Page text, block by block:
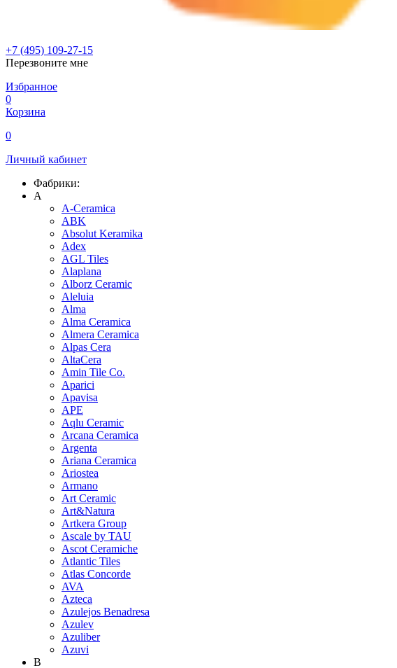
+7 (495) 109-27-15
Перезвоните мне
Избранное
0
Корзина
0
Личный кабинет
Фабрики:
A
A-Ceramica
ABK
Absolut Keramika
Adex
AGL Tiles
Alaplana
Alborz Ceramic
Aleluia
Alma
Alma Ceramica
Almera Ceramica
Alpas Cera
AltaCera
Amin Tile Co.
Aparici
Apavisa
APE
Aqlu Ceramic
Arcana Ceramica
Argenta
Ariana Ceramica
Ariostea
Armano
Art Ceramic
Art&Natura
Artkera Group
Ascale by TAU
Ascot Ceramiche
Atlantic Tiles
Atlas Concorde
AVA
Azteca
Azulejos Benadresa
Azulev
Azuliber
Azuvi
B